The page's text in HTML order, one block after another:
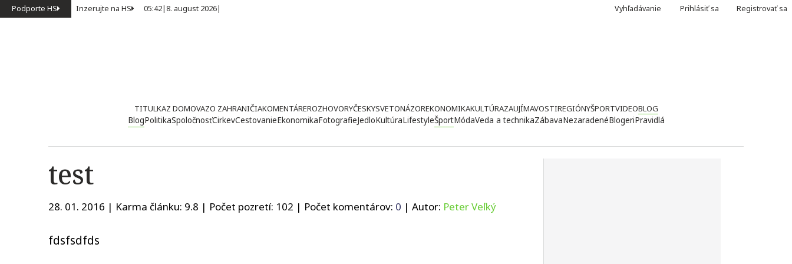
Podporte HS Inzerujte na HS 05:42| 8. august 2026| Vyhľadávanie Prihlásiť sa Registrovať sa
TITULKAZ DOMOVAZO ZAHRANIČIAKOMENTÁREROZHOVORYČESKYSVETONÁZOREKONOMIKAKULTÚRAZAUJÍMAVOSTIREGIÓNYŠPORTVIDEOBLOG
BlogPolitikaSpoločnosťCirkevCestovanieEkonomikaFotografieJedloKultúraLifestyleŠportMódaVeda a technikaZábavaNezaradenéBlogeriPravidlá
test
28. 01. 2016 | Karma článku: 9.8 | Počet pozretí: 102 | Počet komentárov: 0 | Autor: Peter Veľký
fdsfsdfds